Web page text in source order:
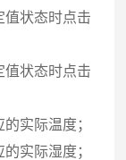
状态时点击
状态时点击
实际温度；
实际湿度；